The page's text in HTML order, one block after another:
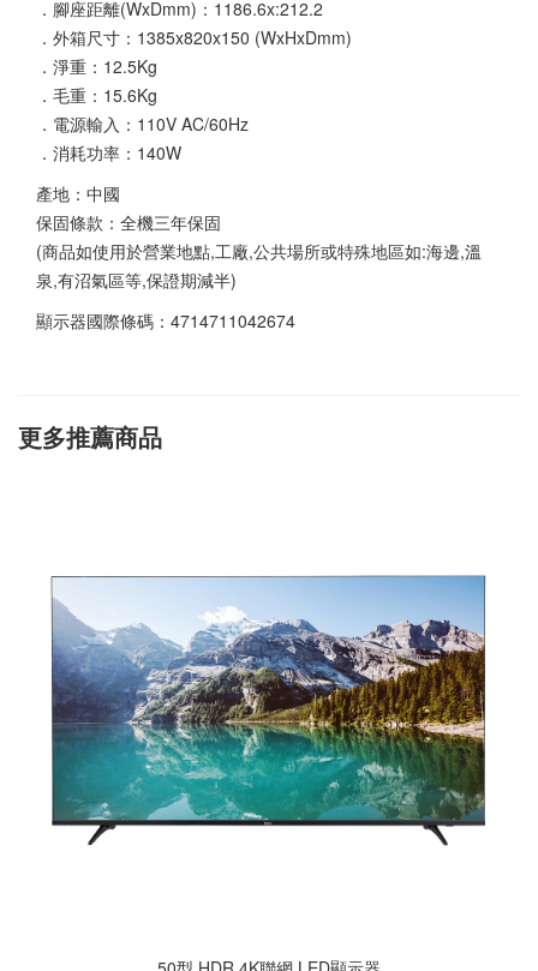
．腳座距離(WxDmm)：1186.6x:212.2
．外箱尺寸：1385x820x150 (WxHxDmm)
．淨重：12.5Kg
．毛重：15.6Kg
．電源輸入：110V AC/60Hz
．消耗功率：140W
產地：中國
保固條款：全機三年保固
(商品如使用於營業地點,工廠,公共場所或特殊地區如:海邊,溫
泉,有沼氣區等,保證期減半)
顯示器國際條碼：4714711042674
更多推薦商品